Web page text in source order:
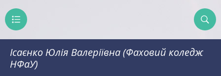
Ісаєнко Юлія Валеріївна (Фаховий коледж
НФаУ)